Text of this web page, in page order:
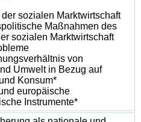
sozialen Marktwirtschaft
Maßnahmen des
sozialen Marktwirtschaft
von
Umwelt in Bezug auf
Konsum*
europäische
Instrumente*